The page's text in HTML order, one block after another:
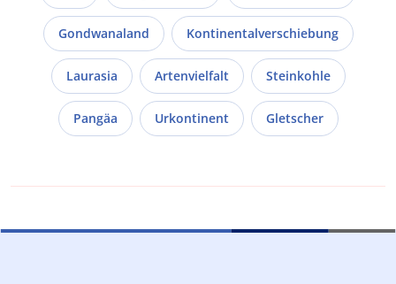
Gondwanaland Kontinentalverschiebung
Laurasia Artenvielfalt Steinkohle
Pangäa Urkontinent Gletscher